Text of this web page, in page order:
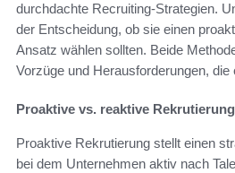
durchdachte Recruiting-Strategien.
der Entscheidung, ob sie einen
Ansatz wählen sollten. Beide
Vorzüge und Herausforderungen,
Proaktive vs. reaktive Rekrutierung
Proaktive Rekrutierung stellt einen
bei dem Unternehmen aktiv nach